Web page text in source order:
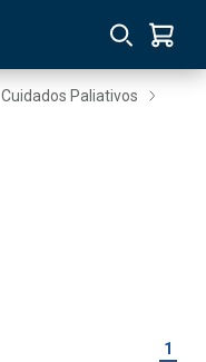
Cuidados Paliativos
1